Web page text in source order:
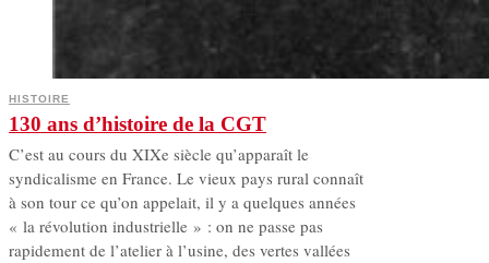
HISTOIRE
130 ans d’histoire de la CGT
C’est au cours du XIXe siècle qu’apparaît le
syndicalisme en France. Le vieux pays rural connaît
à son tour ce qu’on appelait, il y a quelques années
« la révolution industrielle » : on ne passe pas
rapidement de l’atelier à l’usine, des vertes vallées